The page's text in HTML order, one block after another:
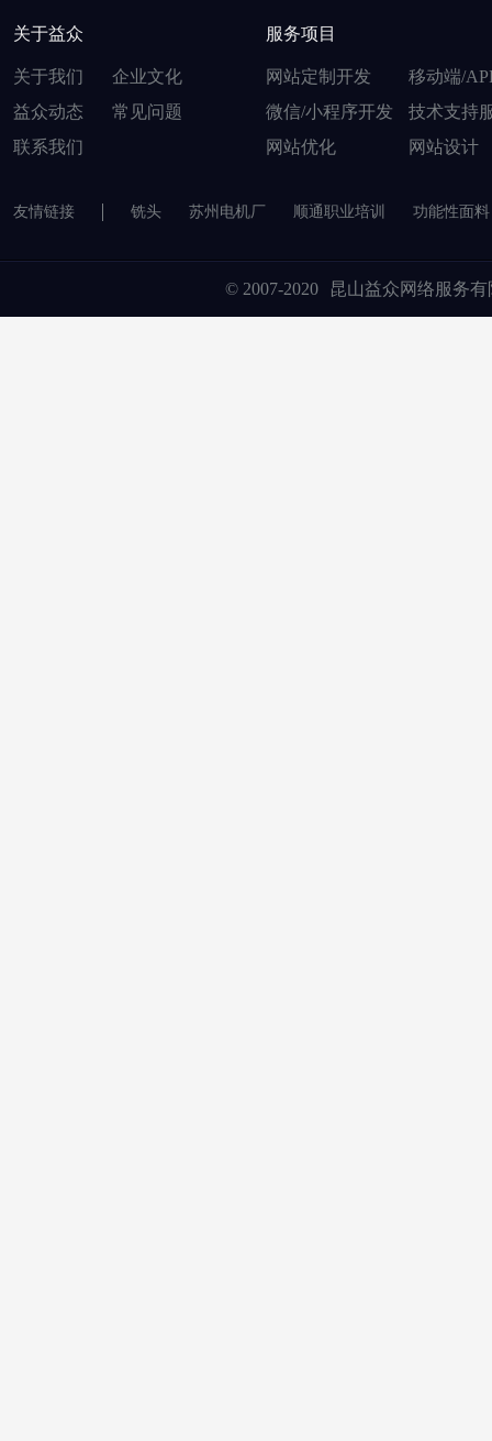
关于益众
关于我们
企业文化
益众动态
常见问题
联系我们
服务项目
网站定制开发
移动端/
微信/小程序开发
技术支持
网站优化
网站设计
友情链接 铣头 苏州电机厂 顺通职业培训 功能性面料
© 2007-2020 昆山益众网络服务有